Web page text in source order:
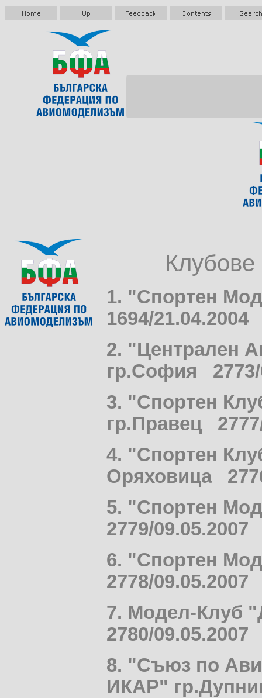
1. "Спортен
1694/21.04.2004
2. "Централен
гр.София 2773/
3. "Спортен
гр.Правец
4. "Спортен
Оряховица
5. "Спортен
2779/09.05.2007
6. "Спортен
2778/09.05.2007
7. Модел-Клуб
2780/09.05.2007
8. "Съюз по
ИКАР"